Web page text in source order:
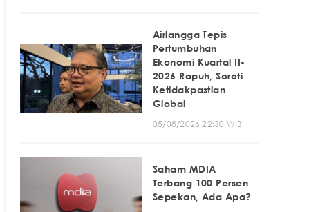
Airlangga Tepis
Pertumbuhan
Ekonomi Kuartal II-
2026 Rapuh, Soroti
Ketidakpastian
Global
05/08/2026 22:30 WIB
Saham MDIA
Terbang 100 Persen
Sepekan, Ada Apa?